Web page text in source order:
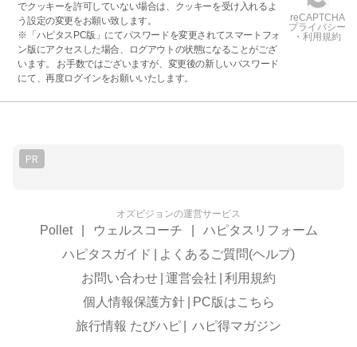
でクッキーを許可していない場合は、クッキーを受け入れるよ
う設定の変更をお願い致します。
※「ハピタスPC版」にてパスワードを変更されてスマートフォ
ン版にアクセスした場合、ログアウトの状態になることがござ
います。 お手数ではございますが、変更後の新しいパスワード
にて、再度ログインをお願いいたします。
reCAPTCHA
プライバシー
・利用規約
PR
オズビジョンの運営サービス
Pollet ウェルスコーチ
ハピタスリフォーム
ハピタスガイド
よくあるご質問(ヘルプ)
お問い合わせ 運営会社
利用規約
個人情報保護方針
PC版はこちら
旅行情報 たびハピ
ハピ得マガジン